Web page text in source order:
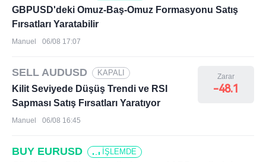
GBPUSD'deki Omuz-Baş-Omuz Formasyonu Satış
Fırsatları Yaratabilir
Manuel 06/08 17:07
SELL AUDUSD KAPALI
Kilit Seviyede Düşüş Trendi ve RSI
Sapması Satış Fırsatları Yaratıyor
Zarar
-48.1
Manuel 06/08 16:45
BUY EURUSD İŞLEMDE